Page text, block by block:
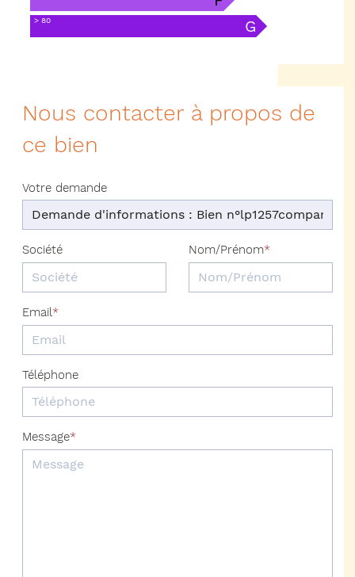
> 80 G
Nous contacter à propos de
ce bien
Votre demande
Société Nom/Prénom
Email
Téléphone
Message